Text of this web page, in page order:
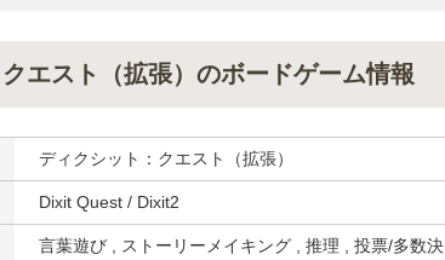
エスト（拡張）のボードゲーム情報
ディクシット：クエスト（拡張）
Dixit Quest / Dixit2
言葉遊び , ストーリーメイキング , 推理 , 投票/多数決